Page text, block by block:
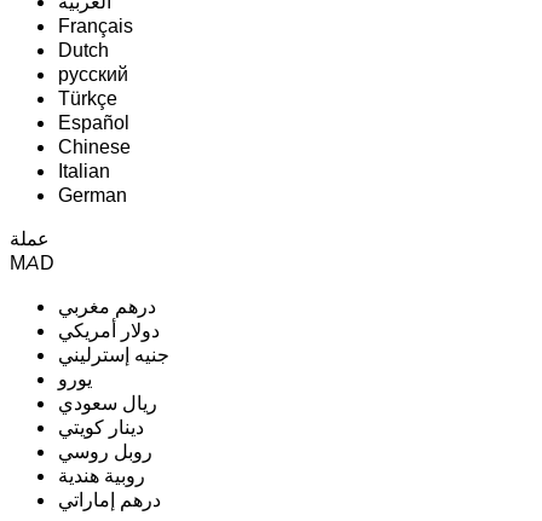
Français
Dutch
русский
Türkçe
Español
Chinese
Italian
German
عملة
MAD
درهم مغربي
دولار أمريكي
جنيه إسترليني
يورو
ريال سعودي
دينار كويتي
روبل روسي
روبية هندية
درهم إماراتي